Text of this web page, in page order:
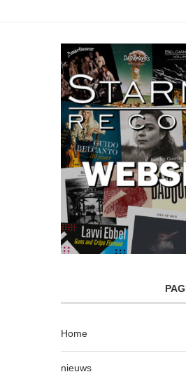
Home
nieuws